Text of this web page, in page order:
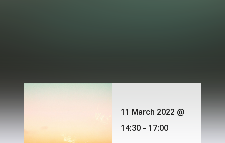
11 March 2022 @
14:30- 17:00